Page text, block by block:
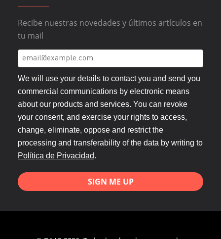
Recibe nuestras novedades y últimos artículos en
tu mail
We will use your details to contact you and send you
commercial communications by electronic means
about our products and services. You can revoke
your consent, and exercise your rights to access,
change, eliminate, oppose and restrict the
processing and transferability of the data by writing to
Política de Privacidad.
SIGN ME UP